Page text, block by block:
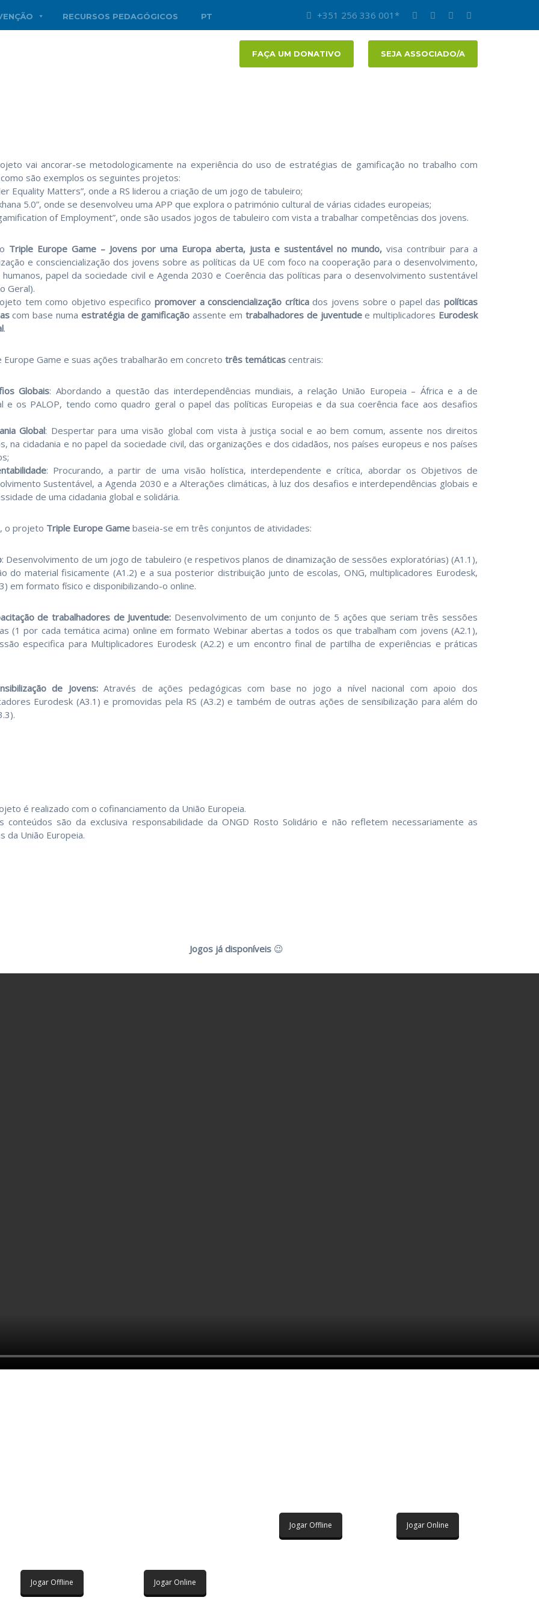
RECURSOS PEDAGÓGICOS PT +351 256 336 001*
FAÇA UM DONATIVO SEJA ASSOCIADO/A
vai ancorar-se metodologicamente na experiência do uso de estratégias de gamificação no trabalho com
são exemplos os seguintes projetos:
Equality Matters”, onde a RS liderou a criação de um jogo de tabuleiro;
5.0”, onde se desenvolveu uma APP que explora o património cultural de várias cidades europeias;
of Employment”, onde são usados jogos de tabuleiro com vista a trabalhar competências dos jovens.
Triple Europe Game – Jovens por uma Europa aberta, justa e sustentável no mundo,visa contribuir para a
e consciencialização dos jovens sobre as políticas da UE com foco na cooperação para o desenvolvimento,
papel da sociedade civil e Agenda 2030 e Coerência das políticas para o desenvolvimento sustentável
Geral).
tem como objetivo especificopromover a consciencialização críticados jovens sobre o papel das políticas
com base numa estratégia de gamificaçãoassente em trabalhadores de juventudee multiplicadores Eurodesk
.
Europe Game e suas ações trabalharão em concreto três temáticascentrais:
Globais: Abordando a questão das interdependências mundiais, a relação União Europeia – África e a de
e os PALOP, tendo como quadro geral o papel das políticas Europeias e da sua coerência face aos desafios
Global: Despertar para uma visão global com vista à justiça social e ao bem comum, assente nos direitos
na cidadania e no papel da sociedade civil, das organizações e dos cidadãos, nos países europeus e nos países
: Procurando, a partir de uma visão holística, interdependente e crítica, abordar os Objetivos de
Sustentável, a Agenda 2030 e a Alterações climáticas, à luz dos desafios e interdependências globais e
de uma cidadania global e solidária.
o projeto Triple Europe Gamebaseia-se em três conjuntos de atividades:
: Desenvolvimento de um jogo de tabuleiro (e respetivos planos de dinamização de sessões exploratórias) (A1.1),
do material fisicamente (A1.2) e a sua posterior distribuição junto de escolas, ONG, multiplicadores Eurodesk,
em formato físico e disponibilizando-o online.
de trabalhadores de Juventude: Desenvolvimento de um conjunto de 5 ações que seriam três sessões
(1 por cada temática acima) online em formato Webinar abertas a todos os que trabalham com jovens (A2.1),
especifica para Multiplicadores Eurodesk (A2.2) e um encontro final de partilha de experiências e práticas
de Jovens:Através de ações pedagógicas com base no jogo a nível nacional com apoio dos
Eurodesk (A3.1) e promovidas pela RS (A3.2) e também de outras ações de sensibilização para além do
é realizado com o cofinanciamento da União Europeia.
conteúdos são da exclusiva responsabilidade da ONGD Rosto Solidário e não refletem necessariamente as
da União Europeia.
Jogos já disponíveis 😉
Jogar Offline Jogar Online
Jogar Offline Jogar Online